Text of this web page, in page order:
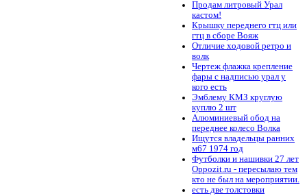
Продам литровый Урал
кастом!
Крышку переднего гтц или
гтц в сборе Вояж
Отличие ходовой ретро и
волк
Чертеж флажка крепление
фары с надписью урал у
кого есть
Эмблему КМЗ круглую
куплю 2 шт
Алюминиевый обод на
переднее колесо Волка
Ищутся владельцы ранних
м67 1974 год
Футболки и нашивки 27 лет
Oppozit.ru - пересылаю тем
кто не был на мероприятии.
есть две толстовки